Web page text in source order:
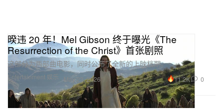
Entertainment 娱乐
暌违 20 年！Mel Gibson 终于曝光《The
Resurrection of the Christ》首张剧照
这部分为两部曲电影，同时公布了全新的上映档期。
May 23, 2026 11.2K 0